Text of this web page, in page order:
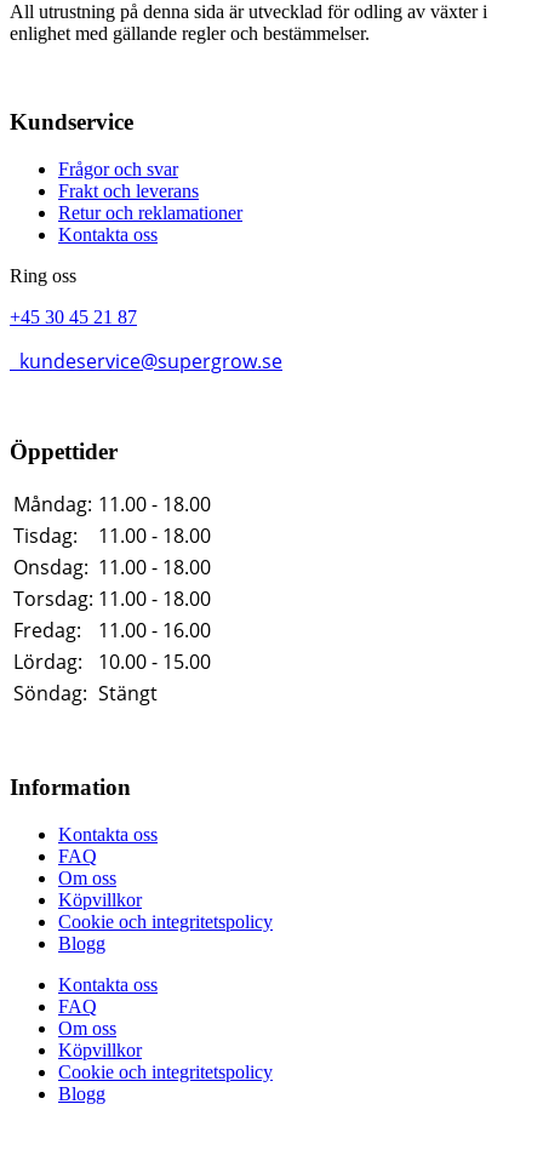
All utrustning på denna sida är utvecklad för odling av växter i
enlighet med gällande regler och bestämmelser.
Kundservice
Frågor och svar
Frakt och leverans
Retur och reklamationer
Kontakta oss
Ring oss
+45 30 45 21 87
kundeservice@supergrow.se
Öppettider
Måndag: 11.00 - 18.00
Tisdag:
11.00 - 18.00
Onsdag: 11.00 - 18.00
Torsdag: 11.00 - 18.00
Fredag:
11.00 - 16.00
Lördag:
10.00 - 15.00
Söndag: Stängt
Information
Kontakta oss
FAQ
Om oss
Köpvillkor
Cookie och integritetspolicy
Blogg
Kontakta oss
FAQ
Om oss
Köpvillkor
Cookie och integritetspolicy
Blogg